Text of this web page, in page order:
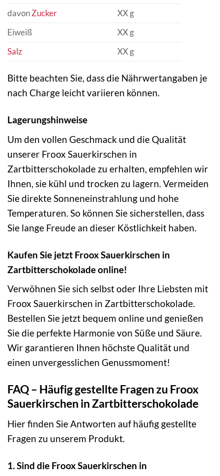
davonZucker
XX g
Eiweiß
XX g
Salz
XX g
Bitte beachten Sie, dass die Nährwertangaben je
nach Charge leicht variieren können.
Lagerungshinweise
Um den vollen Geschmack und die Qualität
unserer Froox Sauerkirschen in
Zartbitterschokolade zu erhalten, empfehlen wir
Ihnen, sie kühl und trocken zu lagern. Vermeiden
Sie direkte Sonneneinstrahlung und hohe
Temperaturen. So können Sie sicherstellen, dass
Sie lange Freude an dieser Köstlichkeit haben.
Kaufen Sie jetzt Froox Sauerkirschen in
Zartbitterschokolade online!
Verwöhnen Sie sich selbst oder Ihre Liebsten mit
Froox Sauerkirschen in Zartbitterschokolade.
Bestellen Sie jetzt bequem online und genießen
Sie die perfekte Harmonie von Süße und Säure.
Wir garantieren Ihnen höchste Qualität und
einen unvergesslichen Genussmoment!
FAQ – Häufig gestellte Fragen zu Froox
Sauerkirschen in Zartbitterschokolade
Hier finden Sie Antworten auf häufig gestellte
Fragen zu unserem Produkt.
1. Sind die Froox Sauerkirschen in